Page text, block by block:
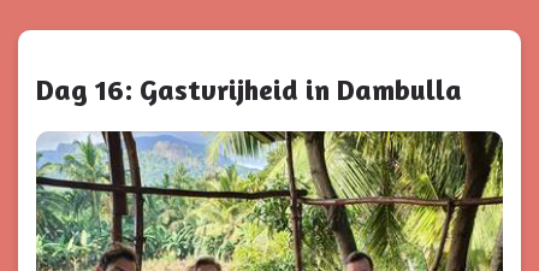
Dag 16: Gastvrijheid in Dambulla